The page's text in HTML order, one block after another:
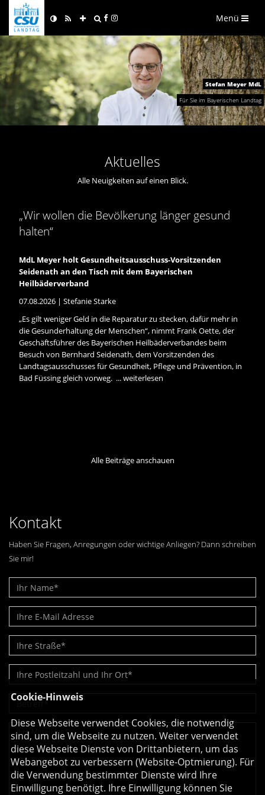
Menü
Stefan Meyer MdL
Für Sie im Bayerischen Landtag
Aktuelles
Alle Neuigkeiten auf einen Blick.
Wir wollen die Bevölkerung länger gesund
halten“
MdL Meyer holt Gesundheitsausschuss-Vorsitzenden
Seidenath an den Tisch mit dem Bayerischen
Heilbäderverband
07.08.2026 | Stefanie Starke
Es gilt weniger Geld in die Reparatur zu stecken, dafür mehr in
die Gesunderhaltung der Menschen“, nimmt Frank Oette, der
Geschäftsführer des Bayerischen Heilbäderverbandes beim
Besuch von Bernhard Seidenath, dem Vorsitzenden des
Landtagsausschusses für Gesundheit, Pflege und Prävention, in
Bad Füssing gleich vorweg. ...weiterlesen
Alle Beiträge anschauen
Kontakt
Haben Sie Fragen, Anregungen oder wichtige Anliegen? Dann schreiben
Sie mir!
Cookie-Hinweis
Diese Webseite verwendet Cookies, die notwendig
sind, um die Webseite zu nutzen. Weiter verwendet
diese Webseite Dienste von Drittanbietern, um das
Webangebot zu verbessern (Website-Optmierung). Für
die Verwendung bestimmter Dienste wird Ihre
Einwilligung benötigt. Ihre Einwilligung können Sie